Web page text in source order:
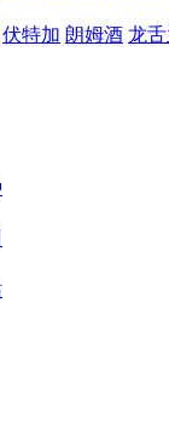
伏特加 朗姆酒 龙